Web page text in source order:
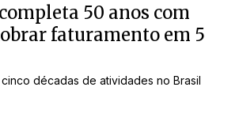
50 anos com
faturamento em 5
décadas de atividades no Brasil